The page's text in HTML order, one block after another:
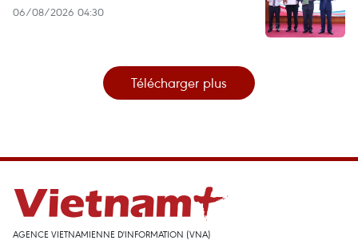
06/08/2026 04:30
Télécharger plus
AGENCE VIETNAMIENNE D'INFORMATION (VNA)